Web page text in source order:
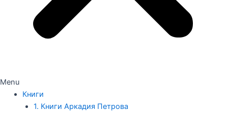
Menu
Книги
1. Книги Аркадия Петрова